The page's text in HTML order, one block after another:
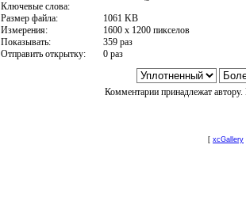
Ключевые слова:
Размер файла:
1061 KB
Измерения:
1600 x 1200 пикселов
Показывать:
359 раз
Отправить открытку:
0 раз
Комментарии принадлежат
[ xcGallery